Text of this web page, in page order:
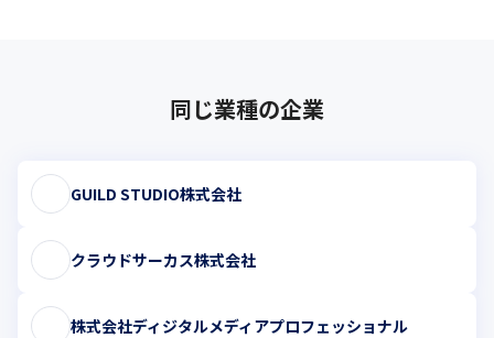
同じ業種の企業
GUILD STUDIO株式会社
クラウドサーカス株式会社
株式会社ディジタルメディアプロフェッショナル